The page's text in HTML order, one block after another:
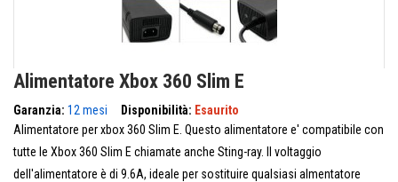
Alimentatore Xbox 360 Slim E
Garanzia: 12 mesi Disponibilità: Esaurito
Alimentatore per xbox 360 Slim E. Questo alimentatore e' compatibile con
tutte le Xbox 360 Slim E chiamate anche Sting-ray. Il voltaggio
dell'alimentatore è di 9.6A, ideale per sostituire qualsiasi almentatore